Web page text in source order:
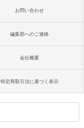
お問い合わせ
編集部へのご連絡
会社概要
特定商取引法に基づく表示